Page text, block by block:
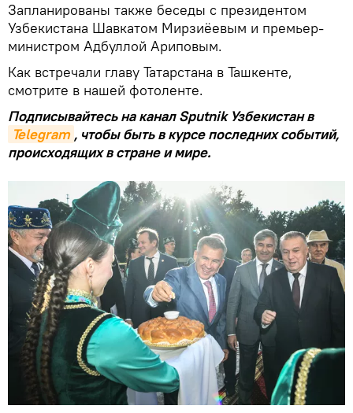
Запланированы также беседы с президентом
Узбекистана Шавкатом Мирзиёевым и премьер-
министром Адбуллой Ариповым.
Как встречали главу Татарстана в Ташкенте,
смотрите в нашей фотоленте.
Подписывайтесь на канал Sputnik Узбекистан в
Telegram , чтобы быть в курсе последних событий,
происходящих в стране и мире.